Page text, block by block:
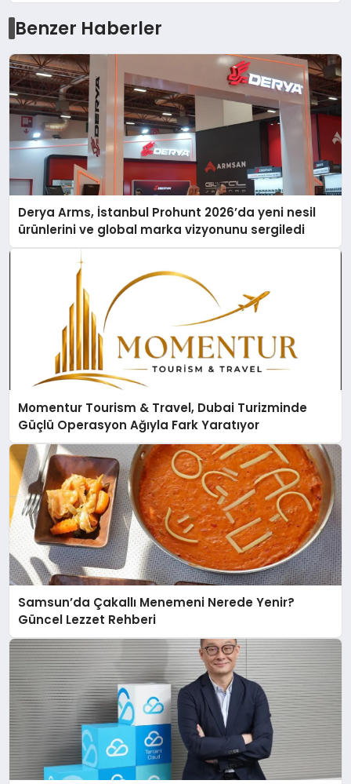
Benzer Haberler
Derya Arms, İstanbul Prohunt 2026’da yeni nesil
ürünlerini ve global marka vizyonunu sergiledi
Momentur Tourism & Travel, Dubai Turizminde
Güçlü Operasyon Ağıyla Fark Yaratıyor
Samsun’da Çakallı Menemeni Nerede Yenir?
Güncel Lezzet Rehberi